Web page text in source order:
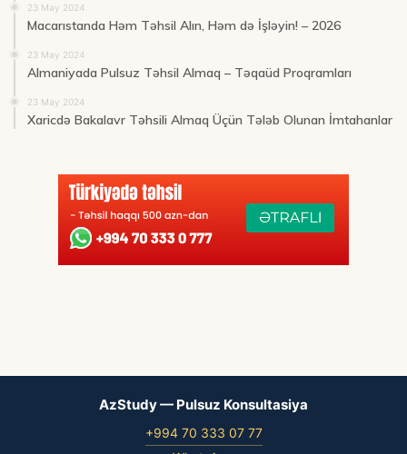
23 May 2024
Macarıstanda Həm Təhsil Alın, Həm də İşləyin! – 2026
23 May 2024
Almaniyada Pulsuz Təhsil Almaq – Təqaüd Proqramları
23 May 2024
Xaricdə Bakalavr Təhsili Almaq Üçün Tələb Olunan İmtahanlar
AzStudy — Pulsuz Konsultasiya
+994 70 333 07 77